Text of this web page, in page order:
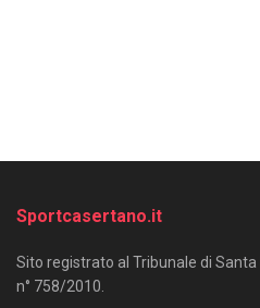
Sportcasertano.it
Sito registrato al Tribunale di
n° 758/2010.